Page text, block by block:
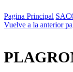
Pagina Principal
Vuelve a la anterior